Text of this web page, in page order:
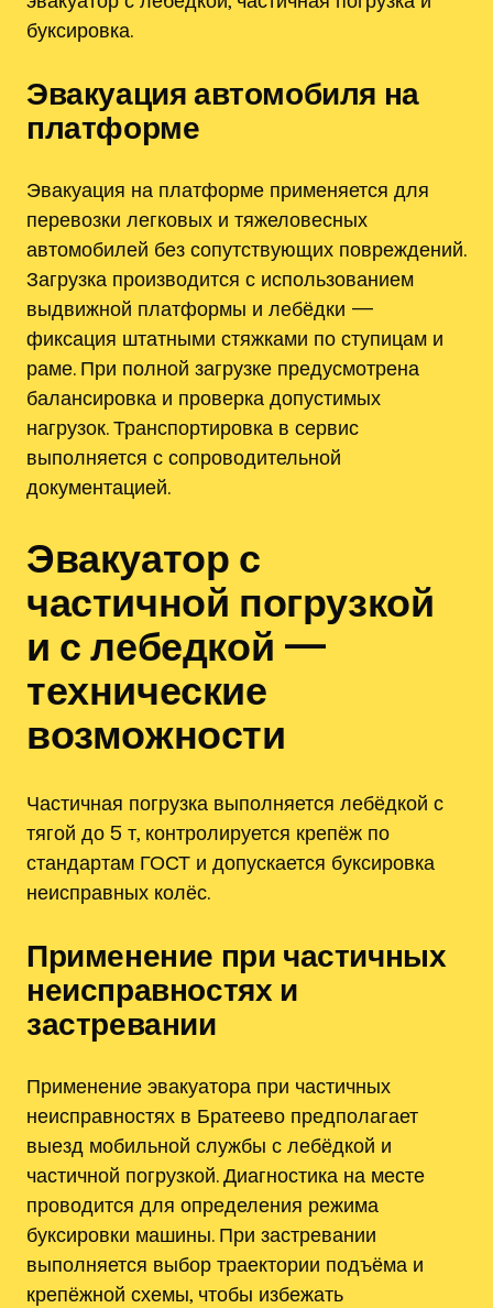
буксировка.
Эвакуация автомобиля на
платформе
Эвакуация на платформе применяется для
перевозки легковых и тяжеловесных
автомобилей без сопутствующих повреждений.
Загрузка производится с использованием
выдвижной платформы и лебёдки —
фиксация штатными стяжками по ступицам и
раме. При полной загрузке предусмотрена
балансировка и проверка допустимых
нагрузок. Транспортировка в сервис
выполняется с сопроводительной
документацией.
Эвакуатор с
частичной погрузкой
и с лебедкой —
технические
возможности
Частичная погрузка выполняется лебёдкой с
тягой до 5 т, контролируется крепёж по
стандартам ГОСТ и допускается буксировка
неисправных колёс.
Применение при частичных
неисправностях и
застревании
Применение эвакуатора при частичных
неисправностях в Братеево предполагает
выезд мобильной службы с лебёдкой и
частичной погрузкой. Диагностика на месте
проводится для определения режима
буксировки машины. При застревании
выполняется выбор траектории подъёма и
крепёжной схемы, чтобы избежать